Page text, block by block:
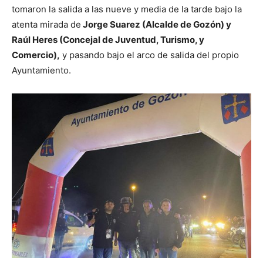
tomaron la salida a las nueve y media de la tarde bajo la
atenta mirada de Jorge Suarez (Alcalde de Gozón) y
Raúl Heres (Concejal de Juventud, Turismo, y
Comercio), y pasando bajo el arco de salida del propio
Ayuntamiento.